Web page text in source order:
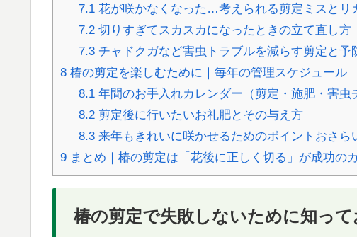
7.1花が咲かなくなった…考えられる剪定ミスとリ
7.2切りすぎてスカスカになったときの立て直し方
7.3チャドクガなど害虫トラブルを減らす剪定と予
8 椿の剪定を楽しむために｜毎年の管理スケジュール
8.1年間のお手入れカレンダー（剪定・施肥・害虫
8.2剪定後に行いたいお礼肥とその与え方
8.3来年もきれいに咲かせるためのポイントおさら
9 まとめ｜椿の剪定は「花後に正しく切る」が成功の
椿の剪定で失敗しないために知っ